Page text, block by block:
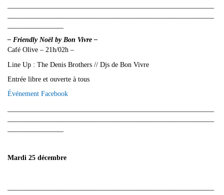
– Friendly Noël by Bon Vivre –
Café Olive – 21h/02h –
Line Up : The Denis Brothers // Djs de Bon Vivre
Entrée libre et ouverte à tous
Événement Facebook
Mardi 25 décembre